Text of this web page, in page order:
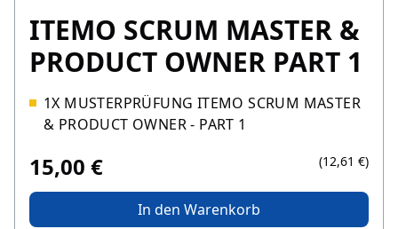
ITEMO SCRUM MASTER &
PRODUCT OWNER PART 1
1X MUSTERPRÜFUNG ITEMO SCRUM MASTER
& PRODUCT OWNER - PART 1
15,00 € (12,61 €)
In den Warenkorb